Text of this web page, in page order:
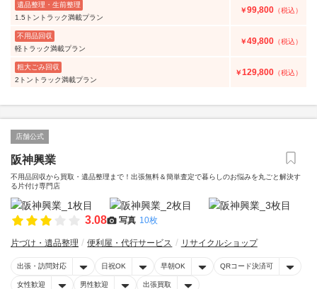
遺品整理・生前整理
1.5トントラック満載プラン
￥99,800 （税込）
不用品回収
軽トラック満載プラン
￥49,800 （税込）
粗大ごみ回収
2トントラック満載プラン
￥129,800 （税込）
店舗公式
阪神興業
不用品回収から買取・遺品整理まで！出張無料＆簡単査定で暮らしのお悩みを丸ごと解決す
る片付け専門店
3.08 写真 10枚
片づけ・遺品整理 便利屋・代行サービス リサイクルショップ
出張・訪問対応 日祝OK 早朝OK QRコード決済可
女性歓迎 男性歓迎 出張買取